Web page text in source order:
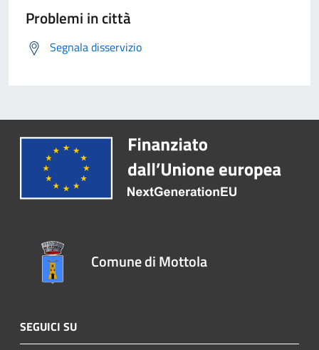
Problemi in città
Segnala disservizio
Comune di Mottola
SEGUICI SU